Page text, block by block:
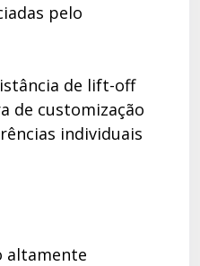
pelo
de lift-off
de customização
individuais
altamente